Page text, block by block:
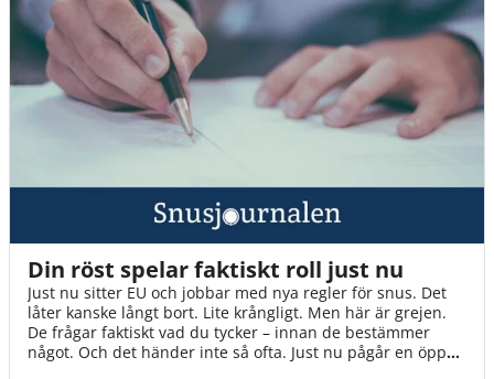
Din röst spelar faktiskt roll just nu
Just nu sitter EU och jobbar med nya regler för snus. Det
låter kanske långt bort. Lite krångligt. Men här är grejen.
De frågar faktiskt vad du tycker – innan de bestämmer
något. Och det händer inte så ofta. Just nu pågår en öppen